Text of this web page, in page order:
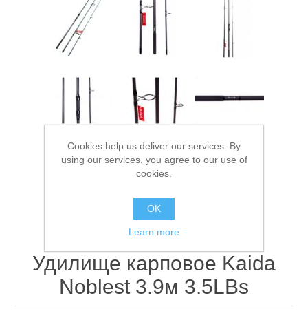
Аксессуары для лодок
Удилище карповое Kaida
Noblest 3.9м 3.5LBs
Cookies help us deliver our services. By
using our services, you agree to our use of
cookies.
OK
Learn more